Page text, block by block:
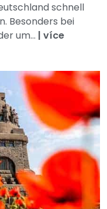
schnell
Besonders bei
um... | více